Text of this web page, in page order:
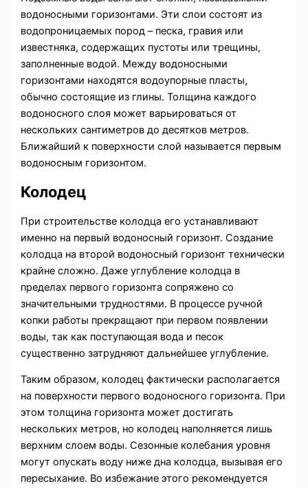
водоносными горизонтами. Эти слои состоят из
водопроницаемых пород – песка, гравия или
известняка, содержащих пустоты или трещины,
заполненные водой. Между водоносными
горизонтами находятся водоупорные пласты,
обычно состоящие из глины. Толщина каждого
водоносного слоя может варьироваться от
нескольких сантиметров до десятков метров.
Ближайший к поверхности слой называется первым
водоносным горизонтом.
Колодец
При строительстве колодца его устанавливают
именно на первый водоносный горизонт. Создание
колодца на второй водоносный горизонт технически
крайне сложно. Даже углубление колодца в
пределах первого горизонта сопряжено со
значительными трудностями. В процессе ручной
копки работы прекращают при первом появлении
воды, так как поступающая вода и песок
существенно затрудняют дальнейшее углубление.
Таким образом, колодец фактически располагается
на поверхности первого водоносного горизонта. При
этом толщина горизонта может достигать
нескольких метров, но колодец наполняется лишь
верхним слоем воды. Сезонные колебания уровня
могут опускать воду ниже дна колодца, вызывая его
пересыхание. Во избежание этого рекомендуется